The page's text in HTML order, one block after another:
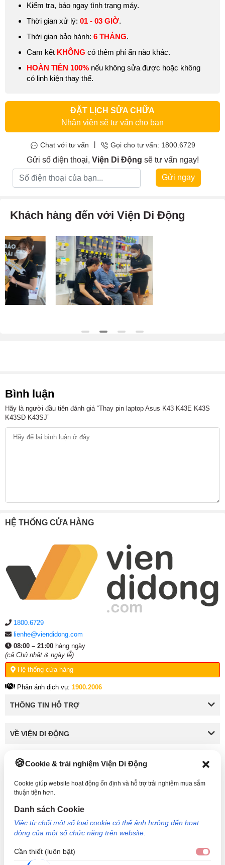
Cookie & trải nghiệm Viện Di Động
Cookie giúp website hoạt động ổn định và hỗ trợ trải nghiệm mua sắm
thuận tiện hơn.
Danh sách Cookie
Việc từ chối một số loại cookie có thể ảnh hưởng đến hoạt
động của một số chức năng trên website.
Cần thiết (luôn bật)
Kiểm tra, báo ngay tình trạng máy.
Thời gian xử lý: 01 - 03 GIỜ.
Thời gian bảo hành: 6 THÁNG.
Cam kết KHÔNG có thêm phí ẩn nào khác.
HOÀN TIỀN 100% nếu không sửa được hoặc không
có linh kiện thay thế.
ĐẶT LỊCH SỬA CHỮA
Nhân viên sẽ tư vấn cho bạn
Chat với tư vấn Gọi cho tư vấn: 1800.6729
Gửi số điện thoại, Viện Di Động sẽ tư vấn ngay!
Gửi ngay
Khách hàng đến với Viện Di Động
Bình luận
Hãy là người đầu tiên đánh giá “Thay pin laptop Asus K43 K43E K43S
K43SD K43SJ”
HỆ THỐNG CỬA HÀNG
1800.6729
lienhe@viendidong.com
08:00 – 21:00 hàng ngày
(cả Chủ nhật & ngày lễ)
Hệ thống cửa hàng
Phản ánh dịch vụ: 1900.2006
THÔNG TIN HỖ TRỢ
VỀ VIỆN DI ĐỘNG
KẾT NỐI VỚI VIỆN DI ĐỘNG
Định, TP HCM. Mã số doanh nghiệp: 0317265132 - Ngày cấp: 25/04/2022 - Nơi cấp: Sở
kế hoạch và đầu tư TP Hồ Chí Minh. Giám đốc: Nguyễn Ngọc Ngân. Hotline: 1800.6729
(miễn phí) - Email: cskh@viendidong.com - Bản quyền thuộc về Viện Di Động.